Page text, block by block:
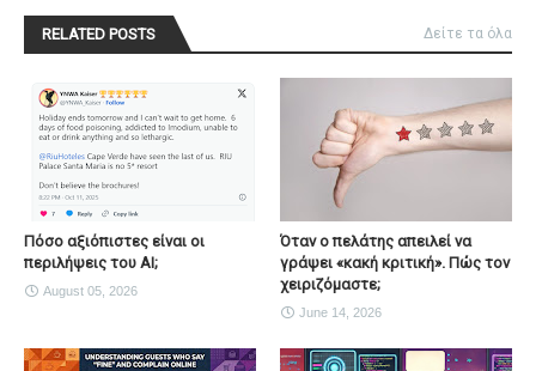
RELATED POSTS Δείτε τα όλα
Πόσο αξιόπιστες είναι οι
περιλήψεις του ΑΙ;
August 05, 2026
Όταν ο πελάτης απειλεί να
γράψει «κακή κριτική». Πώς τον
χειριζόμαστε;
June 14, 2026